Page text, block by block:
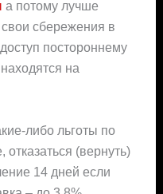
а потому лучше
свои сбережения в
постороннему
на
либо льготы по
(вернуть)
14 дней если